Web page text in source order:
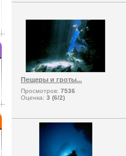
Пещеры и гроты...
Просмотров: 7536
Оценка: 3 (6/2)